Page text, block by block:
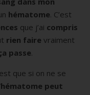
hématome. C’est
que j’ai compris
rien faire vraiment
passe.
que si on ne se
peut